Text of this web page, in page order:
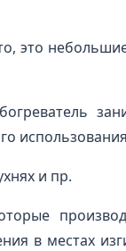
это
и пр.
в местах